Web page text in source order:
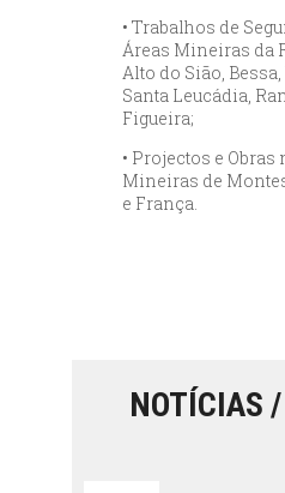
• Trabalhos de
Áreas Mineiras da
Alto do Sião,
Santa Leucádia,
Figueira;
• Projectos e Obras
Mineiras de
e França.
NOTÍCIAS